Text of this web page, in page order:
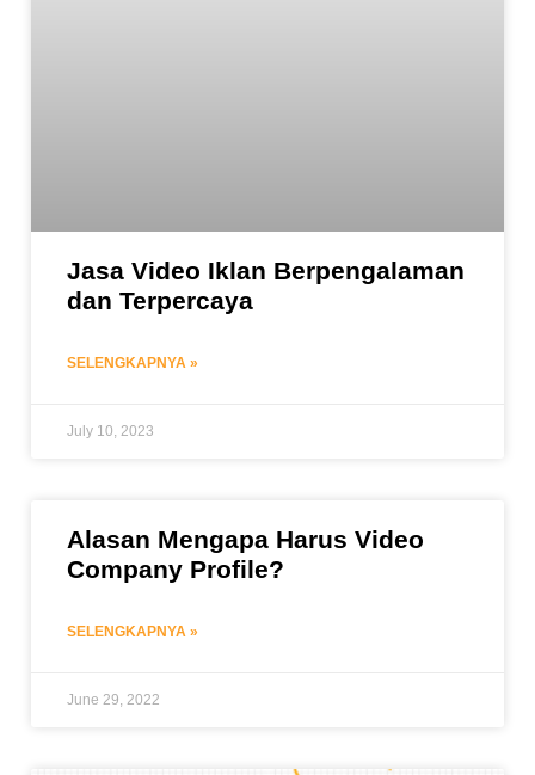
Jasa Video Iklan Berpengalaman
dan Terpercaya
SELENGKAPNYA »
July 10, 2023
Alasan Mengapa Harus Video
Company Profile?
SELENGKAPNYA »
June 29, 2022